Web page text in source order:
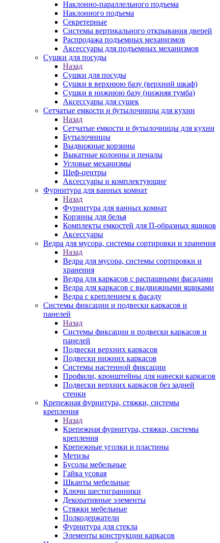
Наклонно-параллельного подъема
Наклонного подъема
Секретерные
Системы вертикального открывания дверей
Распродажа подъемных механизмов
Аксессуары для подъемных механизмов
Сушки для посуды
Назад
Сушки для посуды
Сушки в верхнюю базу (верхний шкаф)
Сушки в нижнюю базу (нижняя тумба)
Аксессуары для сушек
Сетчатые емкости и бутылочницы для кухни
Назад
Сетчатые емкости и бутылочницы для кухни
Бутылочницы
Выдвижные корзины
Выкатные колонны и пеналы
Угловые механизмы
Шеф-центры
Аксессуары и комплектующие
Фурнитура для ванных комнат
Назад
Фурнитура для ванных комнат
Корзины для белья
Комплекты емкостей для П-образных ящиков
Аксессуары
Ведра для мусора, системы сортировки и хранения
Назад
Ведра для мусора, системы сортировки и
хранения
Ведра для каркасов с распашными фасадами
Ведра для каркасов с выдвижными ящиками
Ведра с креплением к фасаду
Системы фиксации и подвески каркасов и
панелей
Назад
Системы фиксации и подвески каркасов и
панелей
Подвески верхних каркасов
Подвески нижних каркасов
Системы настенной фиксации
Профили, кронштейны для навески каркасов
Подвески верхних каркасов без задней
стенки
Крепежная фурнитура, стяжки, системы
крепления
Назад
Крепежная фурнитура, стяжки, системы
крепления
Крепежные уголки и пластины
Метизы
Бусолы мебельные
Гайка усовая
Шканты мебельные
Ключи шестигранники
Декоративные элементы
Стяжки мебельные
Полкодержатели
Фурнитура для стекла
Элементы конструкции каркасов